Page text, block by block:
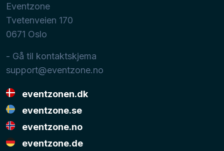
Eventzone
Tvetenveien 170
0671 Oslo
- Gå til kontaktskjema
support@eventzone.no
eventzonen.dk
eventzone.se
eventzone.no
eventzone.de